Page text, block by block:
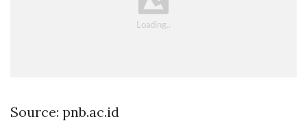
Source: pnb.ac.id